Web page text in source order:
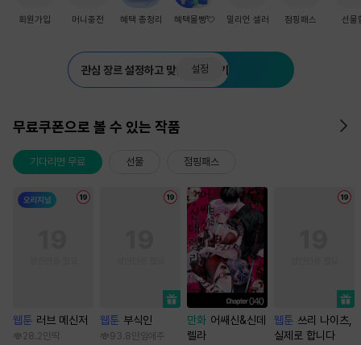
회원가입 머니충전 혜택 총정리 혜택몰빵💘 밀리언 셀러 점핑패스 선물
관심 장르 설정하고 맞춤 추천 받기
설정
무료쿠폰으로 볼 수 있는 작품
기다리면 무료 선물 점핑패스
웹툰 러브 메신저
28.2만 딱
웹툰 부식인
93.8만 임애주
만화 어쌔신&신데
렐라
웹툰 쓰리 나이츠,
실제로 합니다